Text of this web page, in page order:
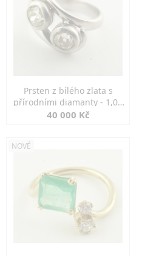
Prsten z bílého zlata s
přírodními diamanty - 1,00
ct
40 000 Kč
NOVÉ